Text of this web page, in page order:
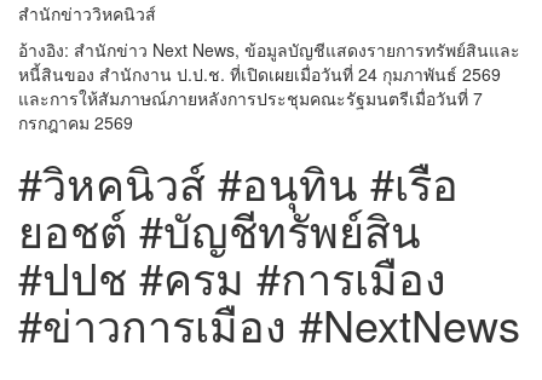
สำนักข่าววิหคนิวส์
อ้างอิง: สำนักข่าว Next News, ข้อมูลบัญชีแสดงรายการทรัพย์สินและ
หนี้สินของ สำนักงาน ป.ป.ช. ที่เปิดเผยเมื่อวันที่ 24 กุมภาพันธ์ 2569
และการให้สัมภาษณ์ภายหลังการประชุมคณะรัฐมนตรีเมื่อวันที่ 7
กรกฎาคม 2569
#วิหคนิวส์ #อนุทิน #เรือ
ยอชต์ #บัญชีทรัพย์สิน
#ปปช #ครม #การเมือง
#ข่าวการเมือง #NextNews